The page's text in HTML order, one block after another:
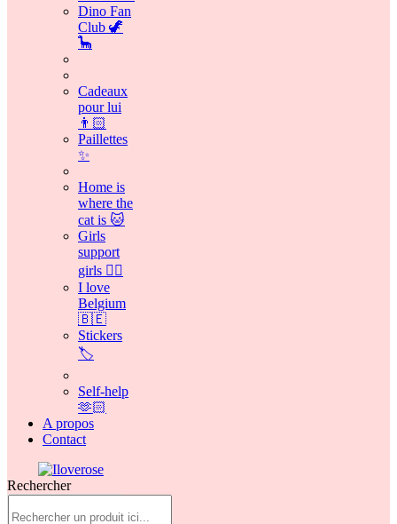
Dino Fan
Club 🦖
🦕
Cadeaux
pour lui
👨🏻
Paillettes
✨
Home is
where the
cat is 🐱
Girls
support
girls 👯‍♀️
I love
Belgium
🇧🇪
Stickers
🏷️
Self-help
🫶🏻
A propos
Contact
Rechercher